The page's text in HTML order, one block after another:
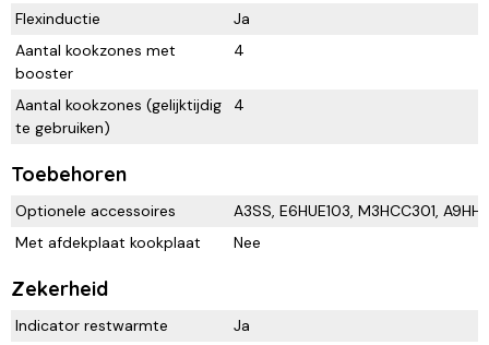
Flexinductie
Ja
Aantal kookzones met
booster
4
Aantal kookzones (gelijktijdig
te gebruiken)
4
Toebehoren
Optionele accessoires
A3SS, E6HUE103, M3HCC301,
Met afdekplaat kookplaat
Nee
Zekerheid
Indicator restwarmte
Ja